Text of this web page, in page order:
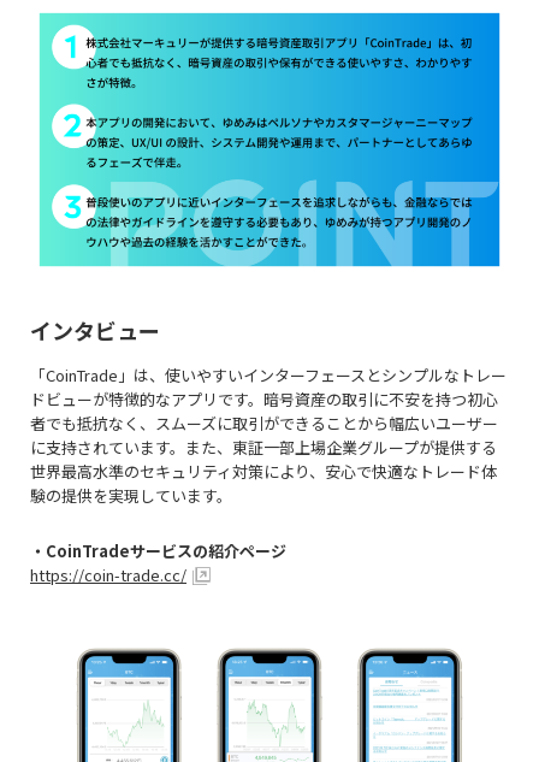
インタビュー
「CoinTrade」は、使いやすいインターフェースとシンプルなトレー
ドビューが特徴的なアプリです。暗号資産の取引に不安を持つ初心
者でも抵抗なく、スムーズに取引ができることから幅広いユーザー
に支持されています。また、東証一部上場企業グループが提供する
世界最高水準のセキュリティ対策により、安心で快適なトレード体
験の提供を実現しています。
・CoinTradeサービスの紹介ページ
https://coin-trade.cc/